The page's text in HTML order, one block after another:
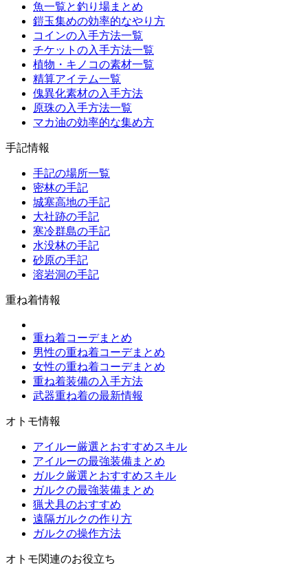
魚一覧と釣り場まとめ
鎧玉集めの効率的なやり方
コインの入手方法一覧
チケットの入手方法一覧
植物・キノコの素材一覧
精算アイテム一覧
傀異化素材の入手方法
原珠の入手方法一覧
マカ油の効率的な集め方
手記情報
手記の場所一覧
密林の手記
城塞高地の手記
大社跡の手記
寒冷群島の手記
水没林の手記
砂原の手記
溶岩洞の手記
重ね着情報
重ね着コーデまとめ
男性の重ね着コーデまとめ
女性の重ね着コーデまとめ
重ね着装備の入手方法
武器重ね着の最新情報
オトモ情報
アイルー厳選とおすすめスキル
アイルーの最強装備まとめ
ガルク厳選とおすすめスキル
ガルクの最強装備まとめ
猟犬具のおすすめ
遠隔ガルクの作り方
ガルクの操作方法
オトモ関連のお役立ち